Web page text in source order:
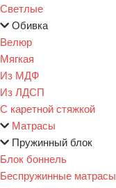
Светлые
Обивка
Велюр
Мягкая
Из МДФ
Из ЛДСП
С каретной стяжкой
Матрасы
Пружинный блок
Блок боннель
Беспружинные матрасы